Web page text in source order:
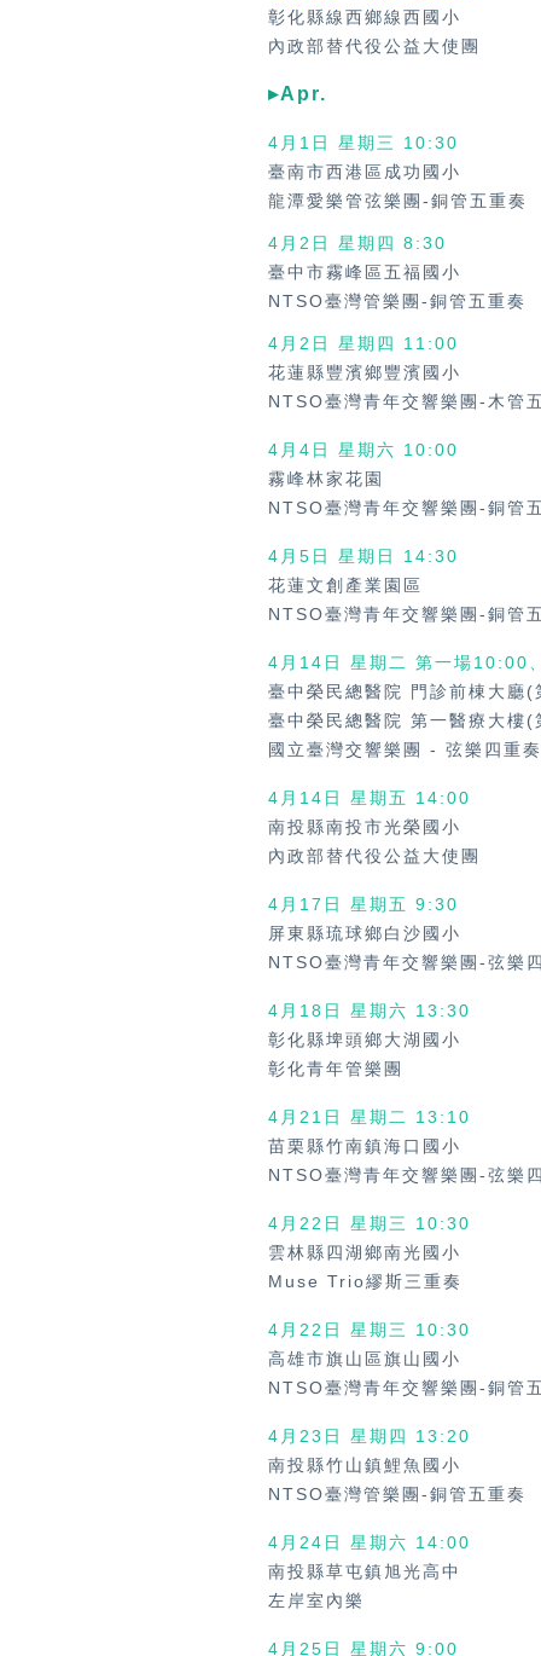
彰化縣線西鄉線西國小
內政部替代役公益大使團
▸Apr.
4月1日 星期三 10:30
臺南市西港區成功國小
龍潭愛樂管弦樂團-銅管五重奏
4月2日 星期四 8:30
臺中市霧峰區五福國小
NTSO臺灣管樂團-銅管五重奏
4月2日 星期四
11:00
花蓮縣豐濱鄉豐濱國小
NTSO臺灣青年交響樂團-木管
4月4日 星期六 10:00
霧峰林家花園
NTSO臺灣青年交響樂團-銅管
4月5日 星期日
14:30
花蓮文創產業園區
NTSO臺灣青年交響樂團-銅管
4月14日 星期二 第一場10:00
臺中榮民總醫院 門診前棟大廳(
臺中榮民總醫院 第一醫療大樓(
國立臺灣交響樂團 - 弦樂四重奏
4月14日 星期五
14:00
南投縣南投市光榮國小
內政部替代役公益大使團
4月17日 星期五 9:30
屏東縣琉球鄉白沙國小
NTSO臺灣青年交響樂團-弦樂
4月18日 星期六 13:30
彰化縣埤頭鄉大湖國小
彰化青年管樂團
4月21日 星期二 13:10
苗栗縣竹南鎮海口國小
NTSO臺灣青年交響樂團-弦樂
4月22日 星期三
10:30
雲林縣四湖鄉南光國小
Muse Trio繆斯三重奏
4月22日 星期三
10:30
高雄市旗山區旗山國小
NTSO臺灣青年交響樂團-銅管
4月23日 星期四
13:20
南投縣竹山鎮鯉魚國小
NTSO臺灣管樂團-銅管五重奏
4月24日 星期六 14:00
南投縣草屯鎮旭光高中
左岸室內樂
4月25日 星期六 9:00